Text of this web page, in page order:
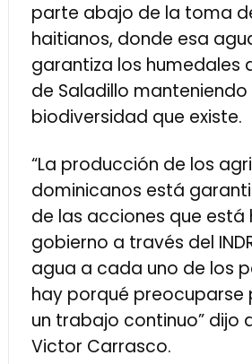
parte abajo de la toma
haitianos, donde esa
garantiza los humedales
de Saladillo manteniendo
biodiversidad que existe.
“La producción de los
dominicanos está
de las acciones que está
gobierno a través del
agua a cada uno de los
hay porqué preocuparse
un trabajo continuo” dijo
Victor Carrasco.